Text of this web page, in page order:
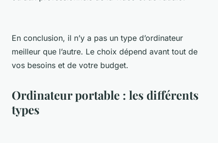
En conclusion, il n’y a pas un type d’ordinateur
meilleur que l’autre. Le choix dépend avant tout de
vos besoins et de votre budget.
Ordinateur portable : les différents
types